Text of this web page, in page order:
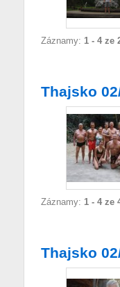
Záznamy: 1 - 4 ze
Thajsko
Záznamy: 1 - 4 ze
Thajsko